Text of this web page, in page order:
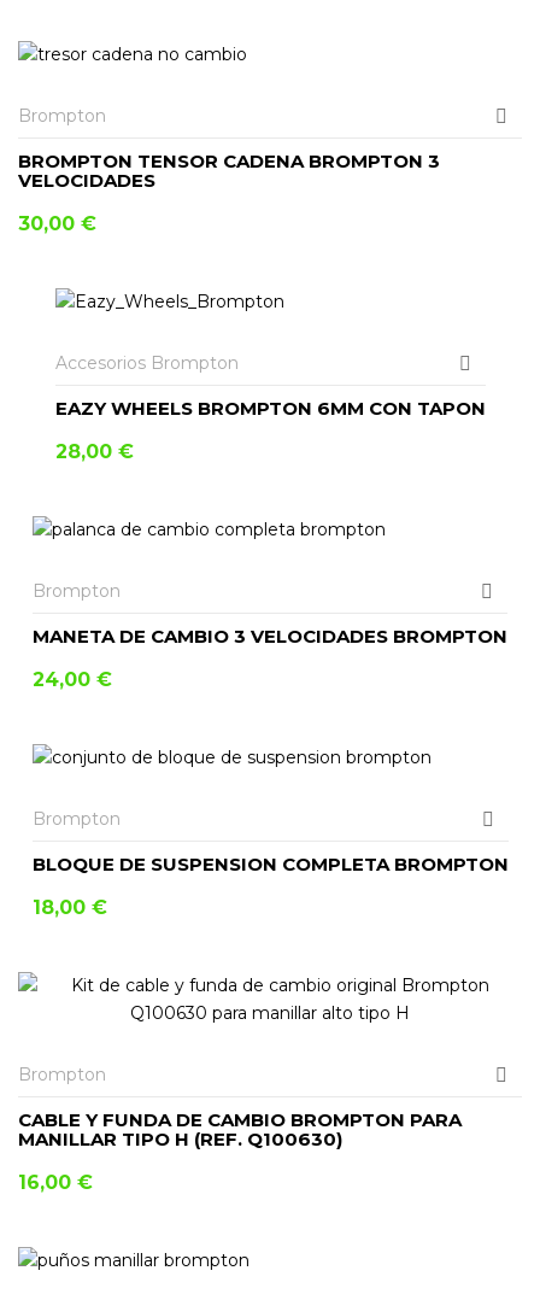
Brompton
BROMPTON TENSOR CADENA BROMPTON 3
VELOCIDADES
30,00 €
Accesorios Brompton
EAZY WHEELS BROMPTON 6MM CON TAPON
28,00 €
Brompton
MANETA DE CAMBIO 3 VELOCIDADES BROMPTON
24,00 €
Brompton
BLOQUE DE SUSPENSION COMPLETA BROMPTON
18,00 €
Brompton
CABLE Y FUNDA DE CAMBIO BROMPTON PARA
MANILLAR TIPO H (REF. Q100630)
16,00 €